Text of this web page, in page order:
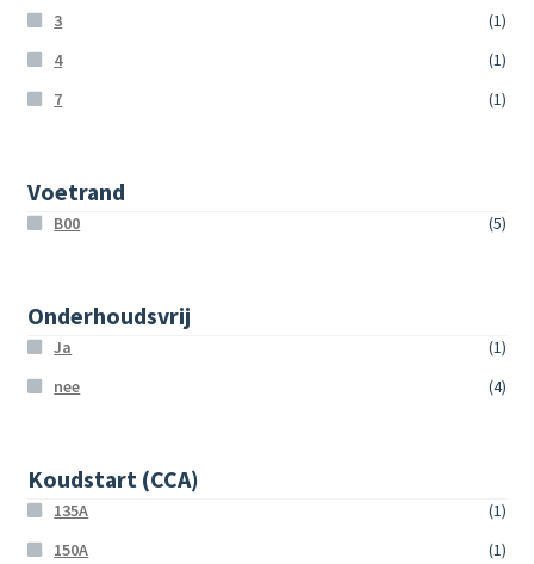
3
(1)
4
(1)
7
(1)
Voetrand
B00 (5)
Onderhoudsvrij
Ja
(1)
nee
(4)
Koudstart (CCA)
135A
(1)
150A
(1)